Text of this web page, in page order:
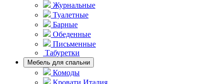
Журнальные
Туалетные
Барные
Обеденные
Письменные
Табуретки
Мебель для спальни
Комоды
Кровати Италия